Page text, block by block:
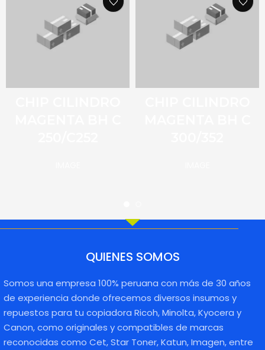
QUIENES SOMOS
Somos una empresa 100% peruana con más de 30 años
de experiencia donde ofrecemos diversos insumos y
repuestos para tu copiadora Ricoh, Minolta, Kyocera y
Canon, como originales y compatibles de marcas
reconocidas como Cet, Star Toner, Katun, Imagen, entre